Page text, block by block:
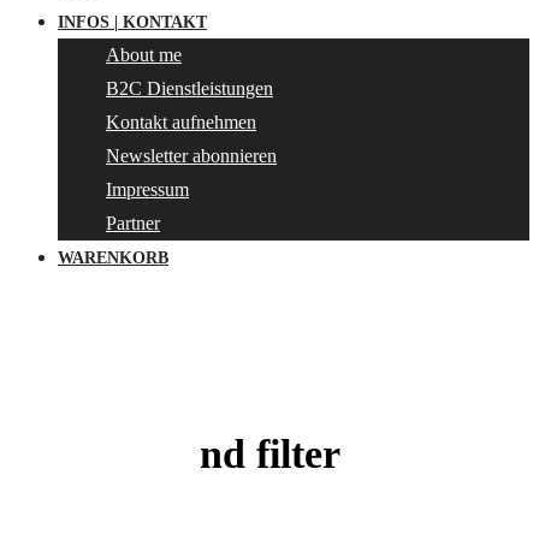
INFOS | KONTAKT
About me
B2C Dienstleistungen
Kontakt aufnehmen
Newsletter abonnieren
Impressum
Partner
WARENKORB
nd filter